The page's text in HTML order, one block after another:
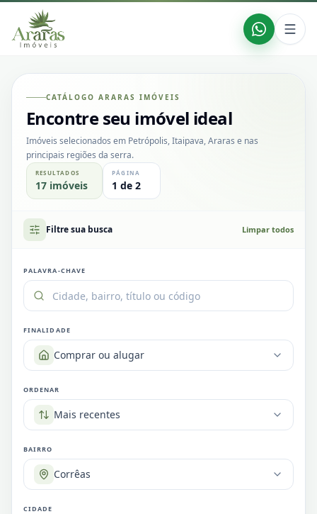
CATÁLOGO ARARAS IMÓVEIS
Encontre seu imóvel ideal
Imóveis selecionados em Petrópolis, Itaipava, Araras e nas
principais regiões da serra.
RESULTADOS
17 imóveis
PÁGINA
1 de 2
Filtre sua busca Limpar todos
PALAVRA-CHAVE
FINALIDADE
Comprar ou alugar
ORDENAR
Mais recentes
BAIRRO
Corrêas
CIDADE